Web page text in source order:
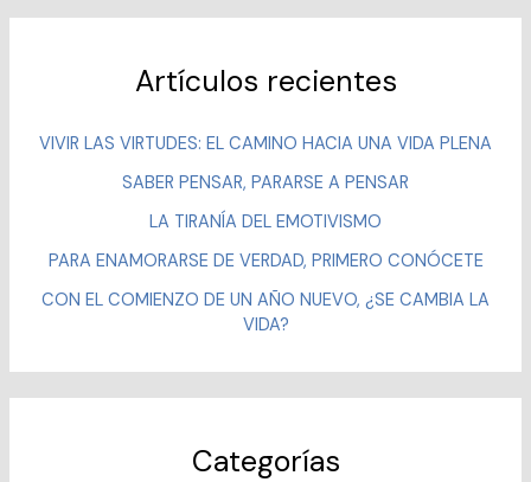
Artículos recientes
VIVIR LAS VIRTUDES: EL CAMINO HACIA UNA VIDA PLENA
SABER PENSAR, PARARSE A PENSAR
LA TIRANÍA DEL EMOTIVISMO
PARA ENAMORARSE DE VERDAD, PRIMERO CONÓCETE
CON EL COMIENZO DE UN AÑO NUEVO, ¿SE CAMBIA LA
VIDA?
Categorías